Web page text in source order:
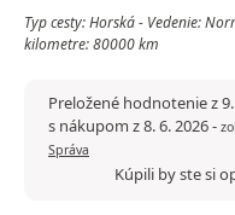
Typ cesty: Horská - Vedenie:
kilometre: 80000 km
Preložené hodnotenie z
s nákupom z 8. 6. 2026-
Správa
Kúpili by ste si